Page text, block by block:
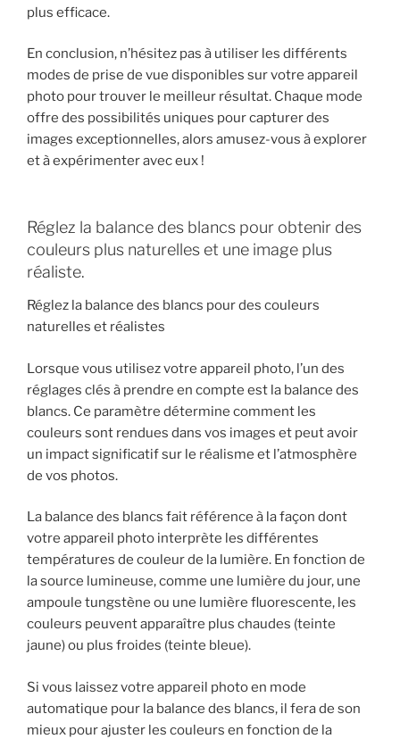
plus efficace.
En conclusion, n’hésitez pas à utiliser les différents
modes de prise de vue disponibles sur votre appareil
photo pour trouver le meilleur résultat. Chaque mode
offre des possibilités uniques pour capturer des
images exceptionnelles, alors amusez-vous à explorer
et à expérimenter avec eux !
Réglez la balance des blancs pour obtenir des
couleurs plus naturelles et une image plus
réaliste.
Réglez la balance des blancs pour des couleurs
naturelles et réalistes
Lorsque vous utilisez votre appareil photo, l’un des
réglages clés à prendre en compte est la balance des
blancs. Ce paramètre détermine comment les
couleurs sont rendues dans vos images et peut avoir
un impact significatif sur le réalisme et l’atmosphère
de vos photos.
La balance des blancs fait référence à la façon dont
votre appareil photo interprète les différentes
températures de couleur de la lumière. En fonction de
la source lumineuse, comme une lumière du jour, une
ampoule tungstène ou une lumière fluorescente, les
couleurs peuvent apparaître plus chaudes (teinte
jaune) ou plus froides (teinte bleue).
Si vous laissez votre appareil photo en mode
automatique pour la balance des blancs, il fera de son
mieux pour ajuster les couleurs en fonction de la